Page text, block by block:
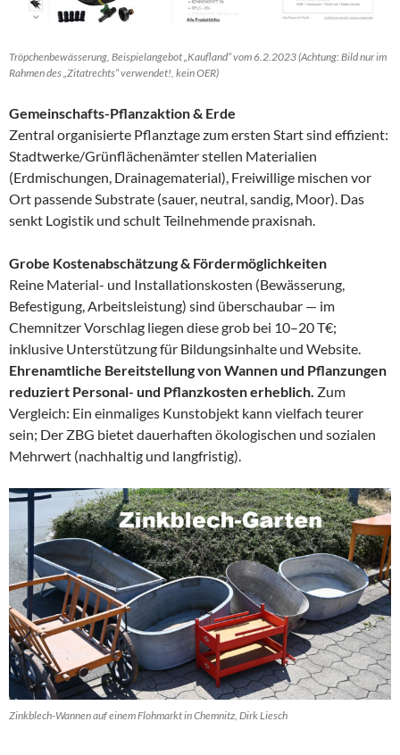
Tröpchenbewässerung, Beispielangebot „Kaufland“ vom 6.2.2023 (Achtung: Bild nur im
Rahmen des „Zitatrechts“ verwendet!, kein OER)
Gemeinschafts-Pflanzaktion & Erde
Zentral organisierte Pflanztage zum ersten Start sind effizient:
Stadtwerke/Grünflächenämter stellen Materialien
(Erdmischungen, Drainagematerial), Freiwillige mischen vor
Ort passende Substrate (sauer, neutral, sandig, Moor). Das
senkt Logistik und schult Teilnehmende praxisnah.
Grobe Kostenabschätzung & Fördermöglichkeiten
Reine Material- und Installationskosten (Bewässerung,
Befestigung, Arbeitsleistung) sind überschaubar — im
Chemnitzer Vorschlag liegen diese grob bei 10–20 T€;
inklusive Unterstützung für Bildungsinhalte und Website.
Ehrenamtliche Bereitstellung von Wannen und Pflanzungen
reduziert Personal- und Pflanzkosten erheblich. Zum
Vergleich: Ein einmaliges Kunstobjekt kann vielfach teurer
sein; Der ZBG bietet dauerhaften ökologischen und sozialen
Mehrwert (nachhaltig und langfristig).
Zinkblech-Wannen auf einem Flohmarkt in Chemnitz, Dirk Liesch